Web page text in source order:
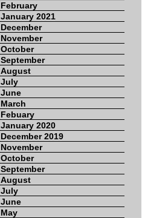
February
January 2021
December
November
October
September
August
July
June
March
Febuary
January 2020
December 2019
November
October
September
August
July
June
May